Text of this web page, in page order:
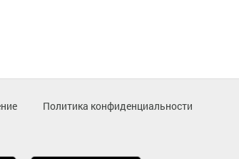
Политика конфиденциальности